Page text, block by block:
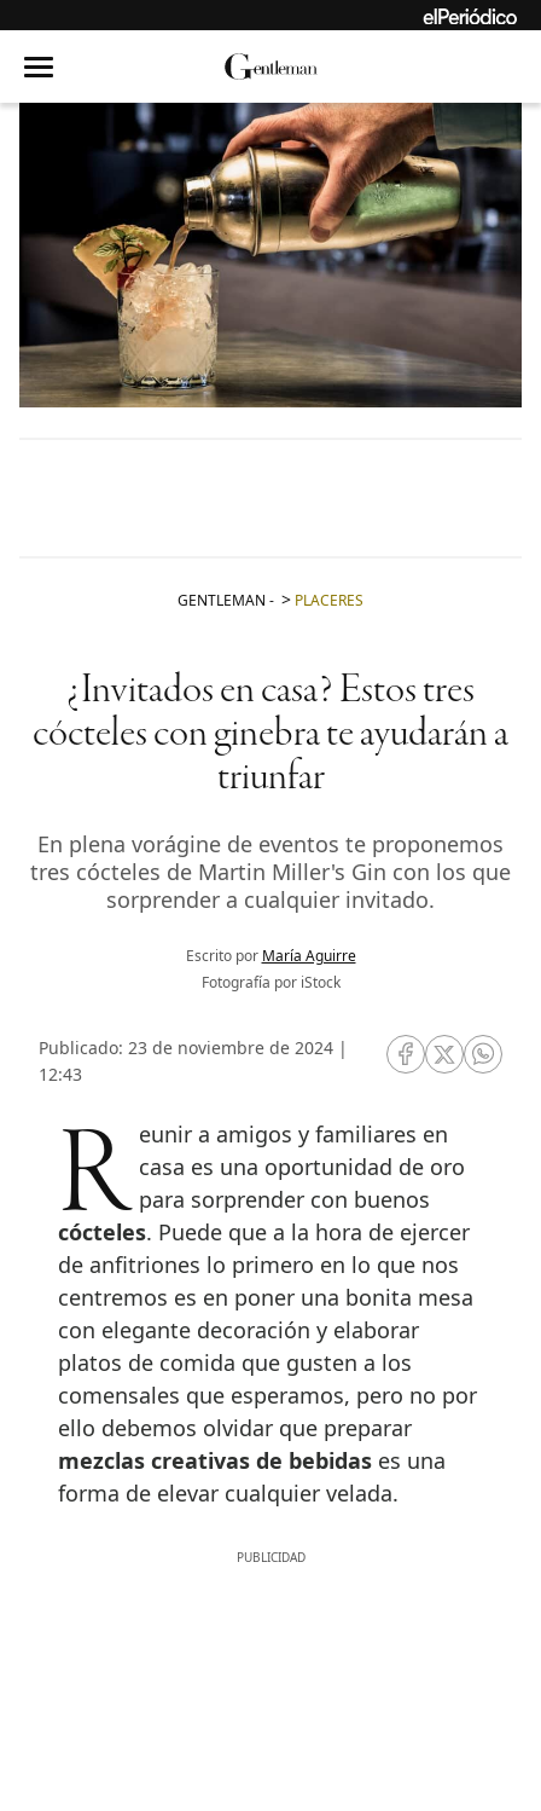
GENTLEMAN - PLACERES
¿Invitados en casa? Estos tres
cócteles con ginebra te ayudarán a
triunfar
En plena vorágine de eventos te proponemos
tres cócteles de Martin Miller's Gin con los que
sorprender a cualquier invitado.
Escrito por María Aguirre
Fotografía por iStock
Publicado: 23 de noviembre de 2024 |
12:43
RRSS Facebook
RRSSRRSS
Reunir a amigos y familiares en casa es una oportunidad de oro
para sorprender con buenos
cócteles. Puede que a la hora de ejercer
de anfitriones lo primero en lo que nos
centremos es en poner una bonita mesa
con elegante decoración y elaborar
platos de comida que gusten a los
comensales que esperamos, pero no por
ello debemos olvidar que preparar
mezclas creativas de bebidas es una
forma de elevar cualquier velada.